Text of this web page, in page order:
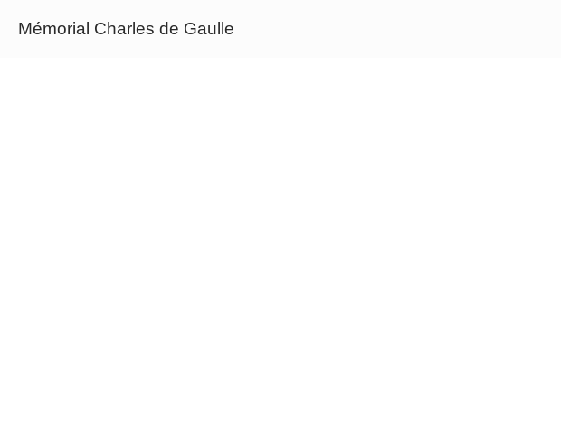
Mémorial Charles de Gaulle